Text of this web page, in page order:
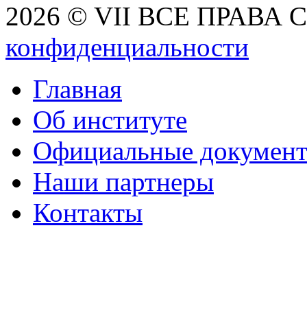
2026 © VII ВСЕ ПРАВА
конфиденциальности
Главная
Об институте
Официальные
Наши партнеры
Контакты